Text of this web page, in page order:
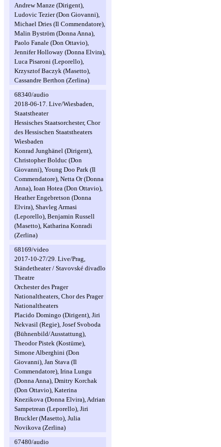
Andrew Manze (Dirigent),
Ludovic Tezier (Don Giovanni),
Michael Dries (Il Commendatore),
Malin Byström (Donna Anna),
Paolo Fanale (Don Ottavio),
Jennifer Holloway (Donna Elvira),
Luca Pisaroni (Leporello),
Krzysztof Baczyk (Masetto),
Cassandre Berthon (Zerlina)
68340/audio
2018-06-17. Live/Wiesbaden,
Staatstheater
Hessisches Staatsorchester, Chor
des Hessischen Staatstheaters
Wiesbaden
Konrad Junghänel (Dirigent),
Christopher Bolduc (Don
Giovanni), Young Doo Park (Il
Commendatore), Netta Or (Donna
Anna), Ioan Hotea (Don Ottavio),
Heather Engebretson (Donna
Elvira), Shavleg Armasi
(Leporello), Benjamin Russell
(Masetto), Katharina Konradi
(Zerlina)
68169/video
2017-10-27/29. Live/Prag,
Ständetheater / Stavovské divadlo
Theatre
Orchester des Prager
Nationaltheaters, Chor des Prager
Nationaltheaters
Placido Domingo (Dirigent), Jiri
Nekvasil (Regie), Josef Svoboda
(Bühnenbild/Ausstattung),
Theodor Pistek (Kostüme),
Simone Alberghini (Don
Giovanni), Jan Stava (Il
Commendatore), Irina Lungu
(Donna Anna), Dmitry Korchak
(Don Ottavio), Katerina
Knezikova (Donna Elvira), Adrian
Sampetrean (Leporello), Jiri
Bruckler (Masetto), Julia
Novikova (Zerlina)
67480/audio